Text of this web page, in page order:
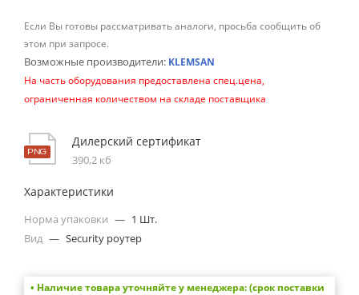
Если Вы готовы рассматривать аналоги, просьба сообщить об
этом при запросе.
Возможные производители: KLEMSAN
На часть оборудования предоставлена спец.цена,
ограниченная количеством на складе поставщика
Дилерский сертификат
390,2 кб
Характеристики
Норма упаковки — 1 Шт.
Вид — Security роутер
• Наличие товара уточняйте у менеджера: (срок поставки